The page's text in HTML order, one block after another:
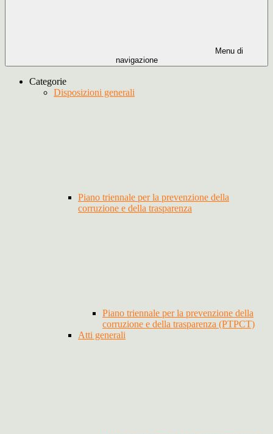
Menu di
navigazione
Categorie
Disposizioni generali
Piano triennale per la prevenzione della
corruzione e della trasparenza
Piano triennale per la prevenzione della
corruzione e della trasparenza (PTPCT)
Atti generali